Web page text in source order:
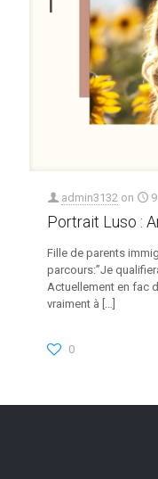
admin3132 on
Portrait Luso :
Fille de parents
parcours:”Je
Actuellement en fac
vraiment à […]
0